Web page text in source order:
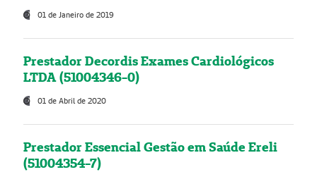
01 de Janeiro de 2019
Prestador Decordis Exames Cardiológicos
LTDA (51004346-0)
01 de Abril de 2020
Prestador Essencial Gestão em Saúde Ereli
(51004354-7)